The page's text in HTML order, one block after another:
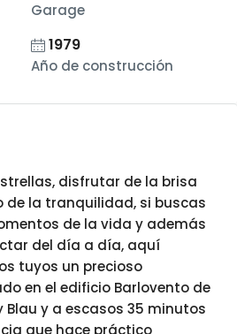
Garage
1979
Año de construcción
disfrutar de la brisa
de la tranquilidad, si buscas
de la vida y además
del día a día, aquí
tuyos un precioso
en el edificio Barlovento de
Blau y a escasos 35 minutos
que hace práctico